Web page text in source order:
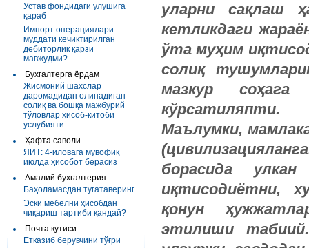
Устав фондидаги улушига
қараб
Импорт операциялари:
муддати кечиктирилган
дебиторлик қарзи
мавжудми?
Бухгалтерга ёрдам
Жисмоний шахслар
даромадидан олинадиган
солиқ ва бошқа мажбурий
тўловлар ҳисоб-китоби
услубияти
Ҳафта саволи
ЯИТ: 4-иловага мувофиқ
июлда ҳисобот берасиз
Амалий бухгалтерия
Баҳоламасдан тугатаверинг
Эски мебелни ҳисобдан
чиқариш тартиби қандай?
Почта қутиси
Етказиб берувчини тўғри
уларни
сақлаш
кетликдаги
ўта муҳим
солиқ
мазкур
соҳага
кўрсатиляпти.
Маълумки,
борасида
иқтисодиётни,
қонун
этилиши